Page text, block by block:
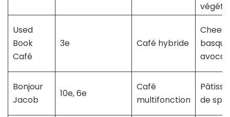
Used
Book
Café
3e Café hybride
avocat
Bonjour
Jacob
10e, 6e
Café
multifonction
de